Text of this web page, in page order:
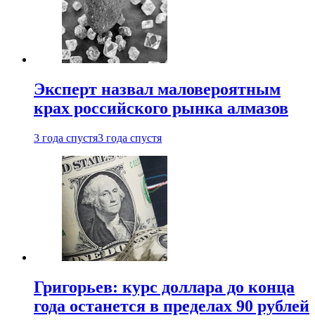
Эксперт назвал маловероятным
крах российского рынка алмазов
3 года спустя3 года спустя
Григорьев: курс доллара до конца
года останется в пределах 90 рублей